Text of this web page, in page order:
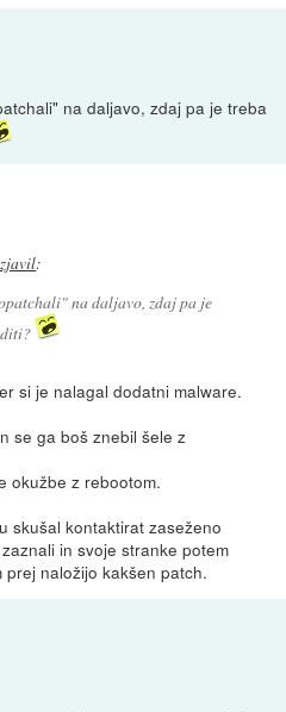
na daljavo, zdaj pa je treba
:
na daljavo, zdaj pa je
si je nalagal dodatni malware.
se ga boš znebil šele z
okužbe z rebootom.
skušal kontaktirat zaseženo
in svoje stranke potem
naložijo kakšen patch.